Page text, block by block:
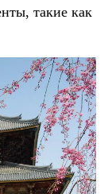
такие как